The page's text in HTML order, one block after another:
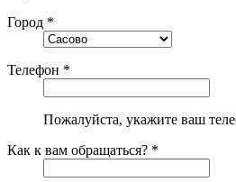
Город *
Телефон *
Пожалуйста, укажите ваш
Как к вам обращаться? *